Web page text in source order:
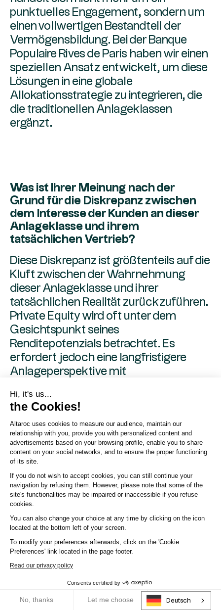
Hi, it's us...
the Cookies!
Altaroc uses cookies to measure our audience, maintain our
relationship with you, provide you with personalized content and
advertisements based on your browsing profile, enable you to share
content on your social networks, and to ensure the proper functioning
of its site.
If you do not wish to accept cookies, you can still continue your
navigation by refusing them. However, please note that some of the
site's functionalities may be impaired or inaccessible if you refuse
cookies.
You can also change your choice at any time by clicking on the icon
located at the bottom left of your screen.
To modify your preferences afterwards, click on the 'Cookie
Preferences' link located in the page footer.
Read our privacy policy
Consents certified by
No, thanks Let me choose OK!
punktuelles Engagement, sondern um
einen vollwertigen Bestandteil der
Vermögensbildung. Bei der Banque
Populaire Rives de Paris haben wir einen
speziellen Ansatz entwickelt, um diese
Lösungen in eine globale
Allokationsstrategie zu integrieren, die
die traditionellen Anlageklassen
ergänzt.
Was ist Ihrer Meinung nach der
Grund für die Diskrepanz zwischen
dem Interesse der Kunden an dieser
Anlageklasse und ihrem
tatsächlichen Vertrieb?
Diese Diskrepanz ist größtenteils auf die
Kluft zwischen der Wahrnehmung
dieser Anlageklasse und ihrer
tatsächlichen Realität zurückzuführen.
Private Equity wird oft unter dem
Gesichtspunkt seines
Renditepotenzials betrachtet. Es
erfordert jedoch eine langfristigere
Anlageperspektive mit
spezifischen Zyklen. Nicht alle Kunden
gehen damit auf die gleiche Weise um.
Einige, die bereits erfahren und
diversifiziert sind, können sich auf
gezieltere Strategien konzentrieren.
erst, was zunächst den Aufbau einer
geeigneten Allokationsgrundlage
besteht die Herausforderung darin,
diese Anlagen kohärent in eine globale
Vermögensstrategie zu integrieren und
dabei das Profil und die Ziele des
Kunden zu berücksichtigen.
Deutsch